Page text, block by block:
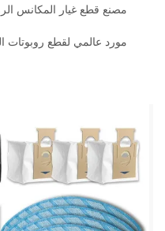
مصنع قطع غيار المكانس
مورد عالمي لقطع روبوتات